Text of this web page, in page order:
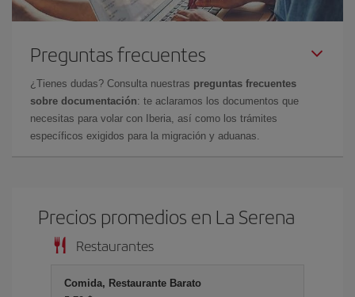
Preguntas frecuentes
¿Tienes dudas? Consulta nuestras preguntas frecuentes
sobre documentación: te aclaramos los documentos que
necesitas para volar con Iberia, así como los trámites
específicos exigidos para la migración y aduanas.
Precios promedios en La Serena
Restaurantes
Comida, Restaurante Barato